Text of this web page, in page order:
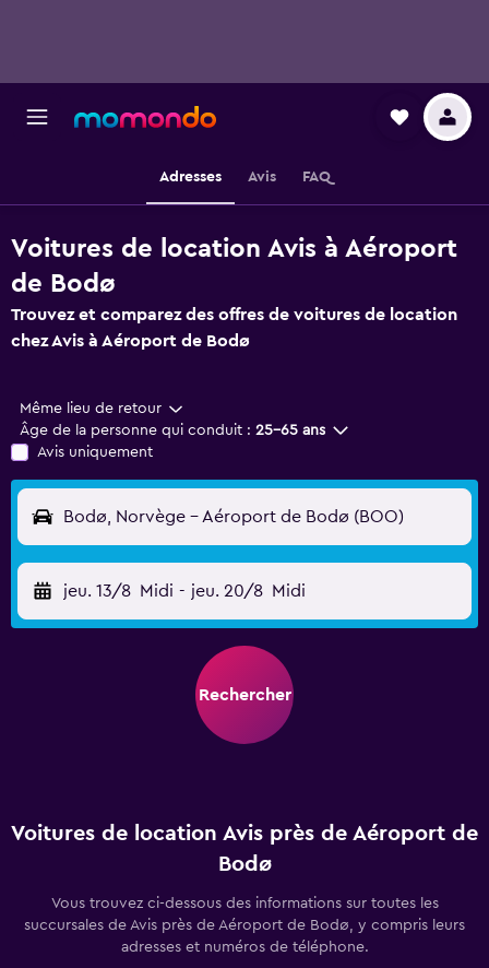
Adresses Avis FAQ
Voitures de location Avis à Aéroport
de Bodø
Trouvez et comparez des offres de voitures de location
chez Avis à Aéroport de Bodø
Même lieu de retour
Âge de la personne qui conduit : 25-65 ans
Avis uniquement
Bodø, Norvège - Aéroport de Bodø (BOO)
jeu. 13/8 Midi - jeu. 20/8 Midi
Rechercher
Voitures de location Avis près de Aéroport de
Bodø
Vous trouvez ci-dessous des informations sur toutes les
succursales de Avis près de Aéroport de Bodø, y compris leurs
adresses et numéros de téléphone.